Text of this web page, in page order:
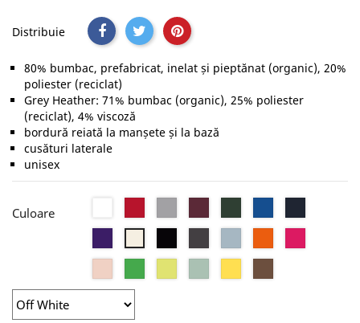
Distribuie
80% bumbac, prefabricat, inelat și pieptănat (organic), 20%
poliester (reciclat)
Grey Heather: 71% bumbac (organic), 25% poliester
(reciclat), 4% viscoză
bordură reiată la manșete și la bază
cusături laterale
unisex
Culoare
Grey
Green
Blue
PurpleWhitePure
Fog
OrangePink
Rose Green
Fizz